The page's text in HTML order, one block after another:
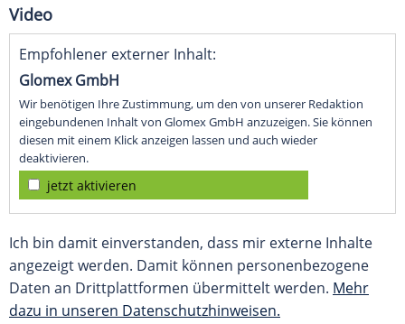
Video
Empfohlener externer Inhalt:
Glomex GmbH
Wir benötigen Ihre Zustimmung, um den von unserer Redaktion
eingebundenen Inhalt von Glomex GmbH anzuzeigen. Sie können
diesen mit einem Klick anzeigen lassen und auch wieder
deaktivieren.
jetzt aktivieren
Ich bin damit einverstanden, dass mir externe Inhalte
angezeigt werden. Damit können personenbezogene
Daten an Drittplattformen übermittelt werden. Mehr
dazu in unseren Datenschutzhinweisen.